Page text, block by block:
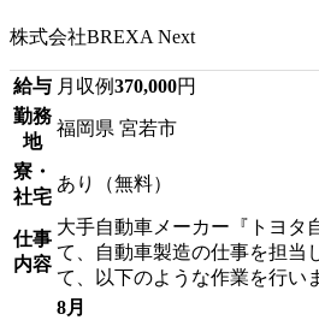
株式会社BREXA Next
給与 月収例370,000円
勤務
地
福岡県 宮若市
寮・
社宅
あり（無料）
仕事
内容
大手自動車メーカー『トヨタ
て、自動車製造の仕事を担当
て、以下のような作業を行い
8月